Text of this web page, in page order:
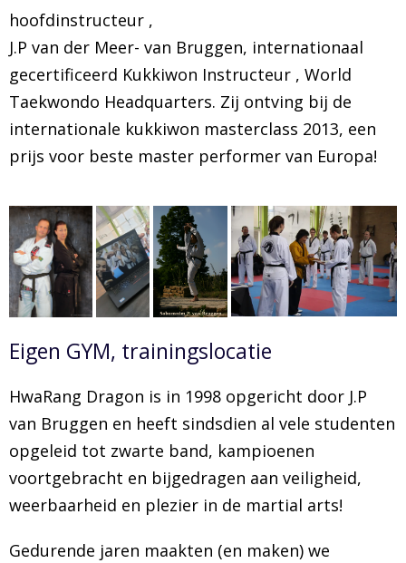
hoofdinstructeur ,
J.P van der Meer- van Bruggen, internationaal
gecertificeerd Kukkiwon Instructeur , World
Taekwondo Headquarters. Zij ontving bij de
internationale kukkiwon masterclass 2013, een
prijs voor beste master performer van Europa!
Eigen GYM, trainingslocatie
HwaRang Dragon is in 1998 opgericht door J.P
van Bruggen en heeft sindsdien al vele studenten
opgeleid tot zwarte band, kampioenen
voortgebracht en bijgedragen aan veiligheid,
weerbaarheid en plezier in de martial arts!
Gedurende jaren maakten (en maken) we